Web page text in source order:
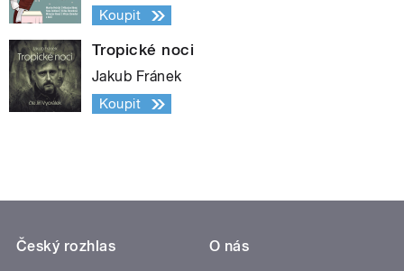
Koupit
Tropické noci
Jakub Fránek
Koupit
Český rozhlas
O nás